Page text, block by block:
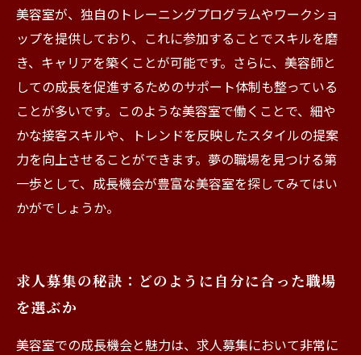
美容室が、独自のトレーニングプログラムやワークショ
ップを提供しており、これに参加することでスキルを磨
き、キャリアを築くことが可能です。さらに、美容師と
しての成長を促進するためのサポート体制も整っている
ことが多いです。このような美容室で働くことで、細や
かな接客スキルや、トレンドを反映したスタイルの提案
力を向上させることができます。夢の職場を見つける第
一歩として、成長機会が豊富な美容室を探してみてはい
かがでしょうか。
求人募集の秘訣：どのように自分に合った職場
を選ぶか
美容室での成長機会と魅力は、求人募集において非常に